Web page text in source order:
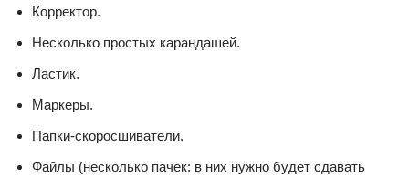
Корректор.
Несколько простых карандашей.
Ластик.
Маркеры.
Папки-скоросшиватели.
Файлы (несколько пачек: в них нужно будет сдавать